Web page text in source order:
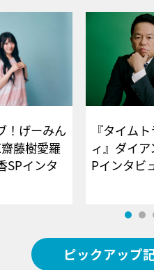
！げーみん
藤樹愛羅
SPインタ
『タイム
ィ』ダイ
Pイン
ピックアップ